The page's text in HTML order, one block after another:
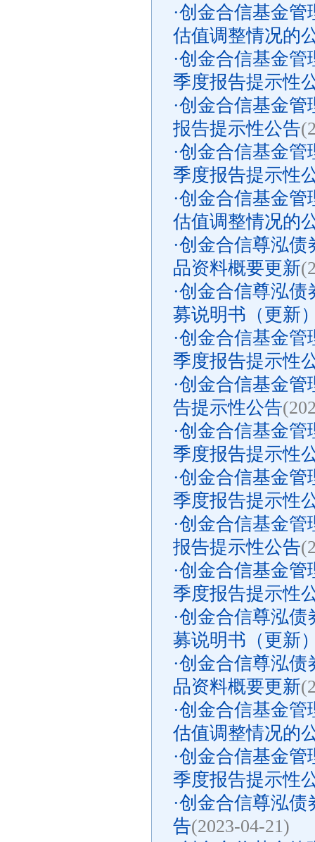
·创金合信基金管
估值调整情况的
·创金合信基金管
季度报告提示性
·创金合信基金管
报告提示性公告
·创金合信基金管
季度报告提示性
·创金合信基金管
估值调整情况的
·创金合信尊泓债
品资料概要更新
·创金合信尊泓债
募说明书（更新
·创金合信基金管
季度报告提示性
·创金合信基金管
告提示性公告
·创金合信基金管
季度报告提示性
·创金合信基金管
季度报告提示性
·创金合信基金管
报告提示性公告
·创金合信基金管
季度报告提示性
·创金合信尊泓债
募说明书（更新
·创金合信尊泓债
品资料概要更新
·创金合信基金管
估值调整情况的
·创金合信基金管
季度报告提示性
·创金合信尊泓债
告(2023-04-21)